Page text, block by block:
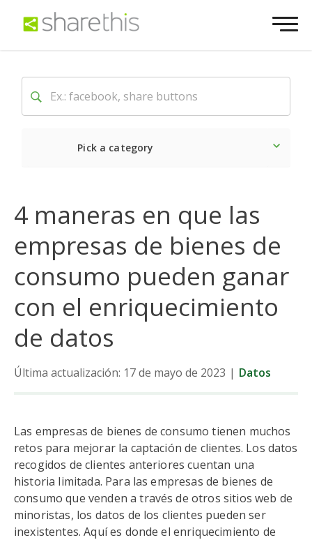
Pick a category
4 maneras en que las
empresas de bienes de
consumo pueden ganar
con el enriquecimiento
de datos
Última actualización: 17 de mayo de 2023 | Datos
Las empresas de bienes de consumo tienen muchos
retos para mejorar la captación de clientes. Los datos
recogidos de clientes anteriores cuentan una
historia limitada. Para las empresas de bienes de
consumo que venden a través de otros sitios web de
minoristas, los datos de los clientes pueden ser
inexistentes. Aquí es donde el enriquecimiento de